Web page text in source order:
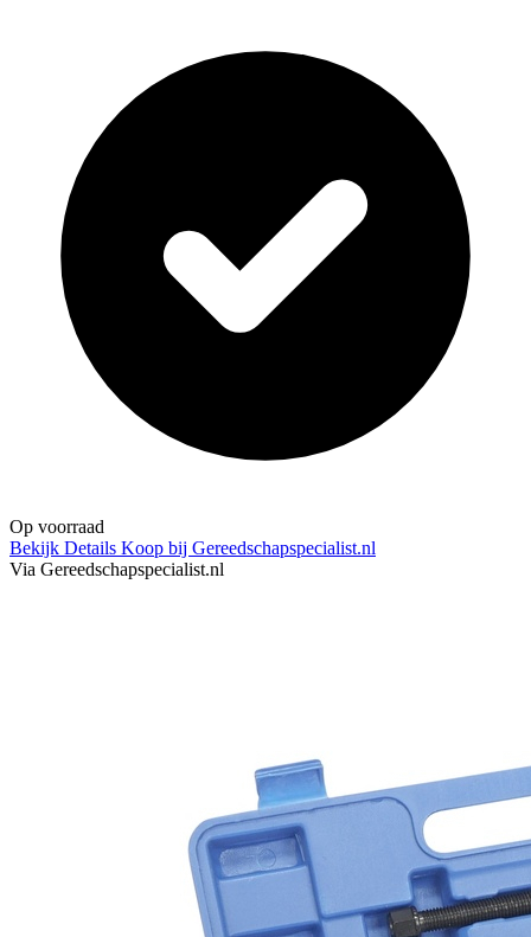
Op voorraad
Bekijk Details Koop bij Gereedschapspecialist.nl
Via Gereedschapspecialist.nl